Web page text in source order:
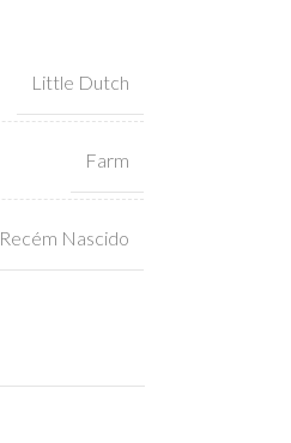
Little Dutch
Farm
Recém Nascido